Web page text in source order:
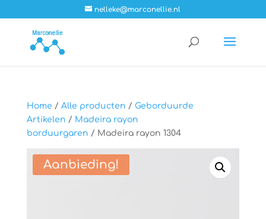
nelleke@marconellie.nl
Home / Alle producten / Geborduurde
Artikelen / Madeira rayon
borduurgaren / Madeira rayon 1304
Aanbieding!